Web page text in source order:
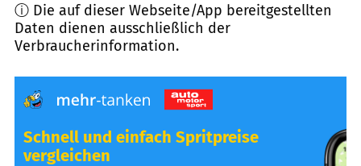
ⓘ Die auf dieser Webseite/App bereitgestellten
Daten dienen ausschließlich der
Verbraucherinformation.
Schnell und einfach Spritpreise
vergleichen